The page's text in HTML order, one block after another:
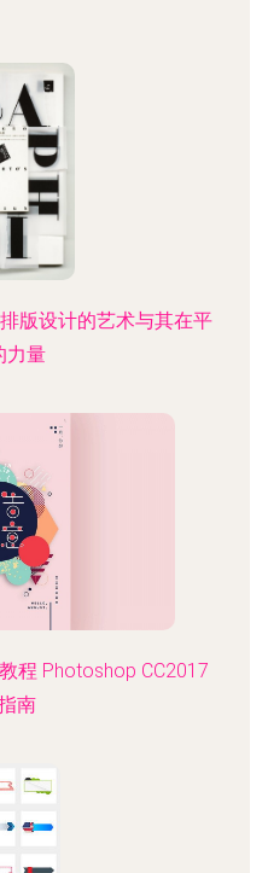
版设计的艺术与其在平
力量
程 Photoshop CC2017
南